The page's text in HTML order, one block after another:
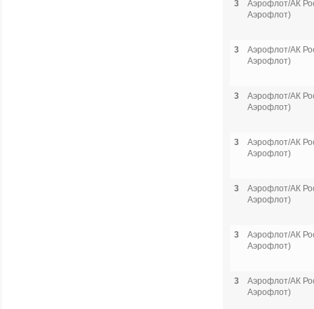
3
Аэрофлот/АК
Аэрофлот)
3
Аэрофлот/АК
Аэрофлот)
3
Аэрофлот/АК
Аэрофлот)
3
Аэрофлот/АК
Аэрофлот)
3
Аэрофлот/АК
Аэрофлот)
3
Аэрофлот/АК
Аэрофлот)
3
Аэрофлот/АК
Аэрофлот)